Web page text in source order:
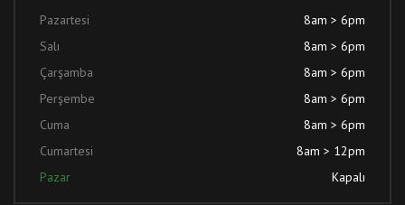
Pazartesi
8am > 6pm
Salı
8am > 6pm
Çarşamba
8am > 6pm
Perşembe
8am > 6pm
Cuma
8am > 6pm
Cumartesi
8am > 12pm
Pazar
Kapalı